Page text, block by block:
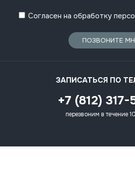
Согласен на обработку
ПОЗВОНИТЕ
ЗАПИСАТЬСЯ ПО
+7 (812)
перезвоним в течение